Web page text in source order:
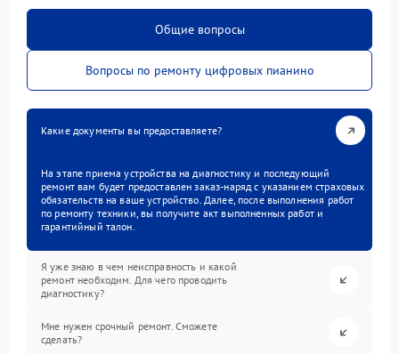
Общие вопросы
Вопросы по ремонту цифровых пианино
Какие документы вы предоставляете?
На этапе приема устройства на диагностику и последующий
ремонт вам будет предоставлен заказ-наряд с указанием страховых
обязательств на ваше устройство. Далее, после выполнения работ
по ремонту техники, вы получите акт выполненных работ и
гарантийный талон.
Я уже знаю в чем неисправность и какой
ремонт необходим. Для чего проводить
диагностику?
Мне нужен срочный ремонт. Сможете
сделать?